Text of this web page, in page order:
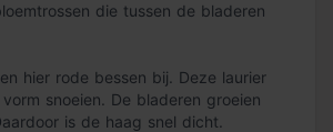
die tussen de bladeren
hier rode bessen bij. Deze laurier
snoeien. De bladeren groeien
is de haag snel dicht.